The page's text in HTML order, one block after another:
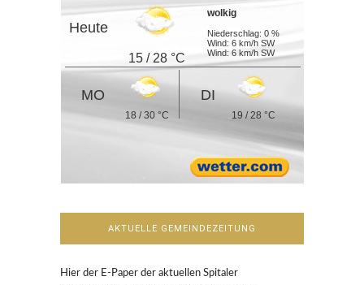
Heute
15 / 28 °C
wolkig
Niederschlag: 0 %
Wind: 6 km/h SW
Wind: 6 km/h SW
MO
18 / 30 °C
DI
19 / 28 °C
AKTUELLE GEMEINDEZEITUNG
Hier der E-Paper der aktuellen Spitaler